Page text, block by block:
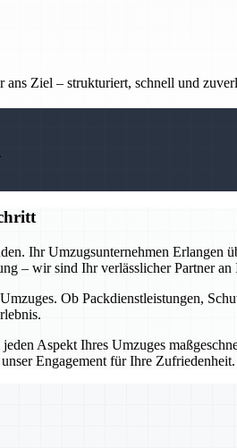
Ziel – strukturiert, schnell und
Ihr Umzugsunternehmen Erlangen
– wir sind Ihr verlässlicher Partner an
Ob Packdienstleistungen,
Aspekt Ihres Umzuges
Engagement für Ihre Zufriedenheit.